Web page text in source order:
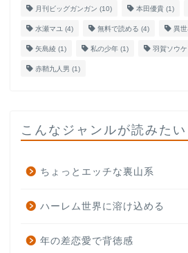
月刊ビッグガンガン (10) 本田優貴 (1)
水瀬マユ (4) 無料で読める (4) 異
矢島綾 (1) 私の少年 (1) 羽賀ソウケ
赤鞘九人男 (1)
こんなジャンルが読みたい
ちょっとエッチな裏山系
ハーレム世界に溶け込める
年の差恋愛で背徳感